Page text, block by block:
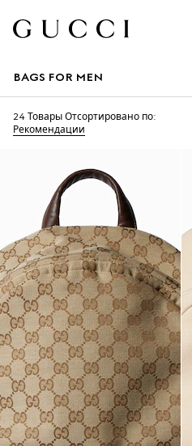
BAGS FOR MEN
24 Товары Отсортировано по:
Рекомендации